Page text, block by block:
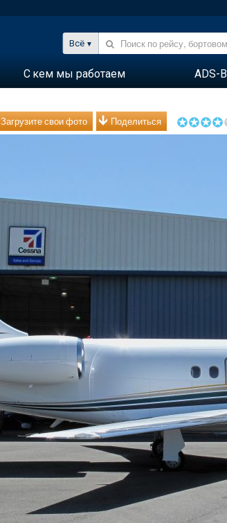
Всё
С кем мы работаем ADS-B
Загрузите свои фото Поделиться